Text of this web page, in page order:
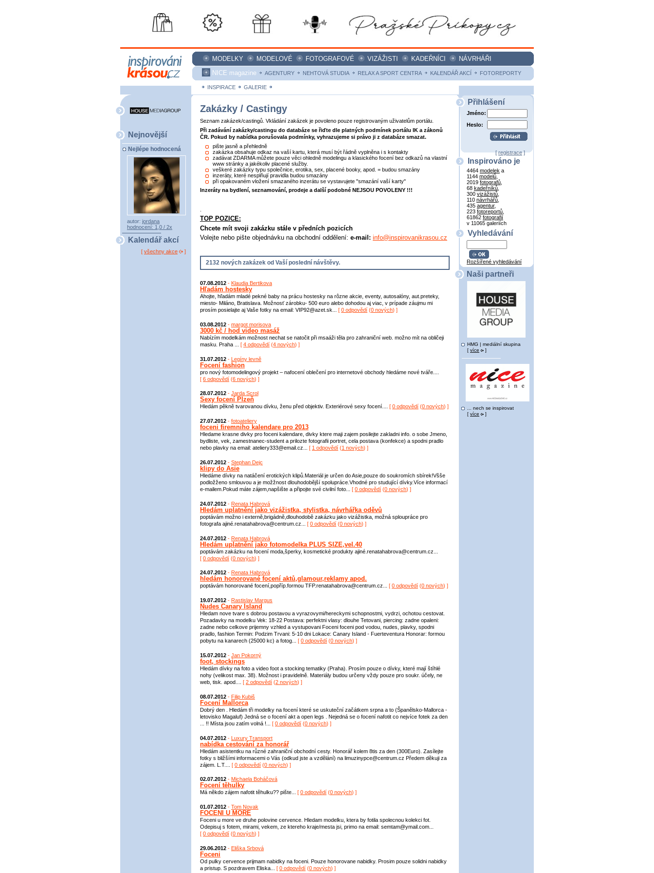
MODELKY MODELOVÉ FOTOGRAFOVÉ VIZÁŽISTI KADEŘNÍCI
NÁVRHÁŘI
NICE magazine
AGENTURY NEHTOVÁ STUDIA RELAX A SPORT CENTRA KALENDÁŘ AKCÍ FOTOREPORTY
INSPIRACE GALERIE
Nejnovější
Nejlépe hodnocená
autor: jordana
hodnocení: 1,0 / 2x
Kalendář akcí
[ všechny akce ]
Zakázky / Castingy
Seznam zakázek/castingů. Vkládání zakázek je povoleno pouze registrovaným uživatelům portálu.
Při zadávání zakázky/castingu do databáze se řiďte dle platných podmínek portálu IK a zákonů
ČR. Pokud by nabídka porušovala podmínky, vyhrazujeme si právo ji z databáze smazat.
pište jasně a přehledně
zakázka obsahuje odkaz na vaší kartu, která musí být řádně vyplněna i s kontakty
zadávat ZDARMA můžete pouze věci ohledně modelingu a klasického focení bez odkazů na vlastní
www stránky a jakékoliv placené služby.
veškeré zakázky typu společnice, erotika, sex, placené booky, apod. = budou smazány
inzeráty, které nesplňují pravidla budou smazány
při opakovaném vložení smazaného inzerátu se vystavujete "smazání vaší karty"
Inzeráty na bydlení, seznamování, prodeje a další podobné NEJSOU POVOLENY !!!
TOP POZICE:
Chcete mít svoji zakázku stále v předních pozicích
Volejte nebo pište objednávku na obchodní oddělení: e-mail: info@inspirovanikrasou.cz
2132 nových zakázek od Vaší poslední návštěvy.
07.08.2012 - Klaudia Bertikova
Hľadám hostesky
Ahojte, hľadám mladé pekné baby na prácu hostesky na rôzne akcie, eventy, autosalóny, aut.preteky,
miesto- Miláno, Bratislava. Možnosť zárobku- 500 euro alebo dohodou aj viac, v prípade záujmu mi
prosím posielajte aj Vaše fotky na email: VIP92@azet.sk... [ 0 odpovědí (0 nových) ]
03.08.2012 - margot morisova
3000 kč / hod video masáž
Nabízím modelkám možnost nechat se natočit při msaáži těla pro zahraniční web. možno mít na obličeji
masku. Praha ... [ 4 odpovědí (4 nových) ]
31.07.2012 - Legíny levně
Focení fashion
pro nový fotomodelingový projekt – nafocení oblečení pro internetové obchody hledáme nové tváře....
[ 6 odpovědí (6 nových) ]
28.07.2012 - Jarda Scrol
Sexy focení Plzeň
Hledám pěkně tvarovanou dívku, ženu před objektiv. Exteriérové sexy focení.... [ 0 odpovědí (0 nových) ]
27.07.2012 - fotoateliery
foceni firemniho kalendare pro 2013
Hledame krasne divky pro foceni kalendare, divky ktere maji zajem posilejte zakladni info. o sobe Jmeno,
bydliste, vek, zamestnanec-student a prilozte fotografii portret, cela postava (konfekce) a spodni pradlo
nebo plavky na email: ateliery333@email.cz... [ 1 odpovědí (1 nových) ]
26.07.2012 - Stephan Dejc
klipy do Asie
Hledáme dívky na natáčení erotických klipů.Materiál je určen do Asie,pouze do soukromích sbírek!Všše
podložženo smlouvou a je možžnost dlouhodobější spolupráce.Vhodné pro studující dívky.Více informací
e-mailem.Pokud máte zájem,napšište a připojte své civilní foto... [ 0 odpovědí (0 nových) ]
24.07.2012 - Renata Habrová
Hledám uplatnění jako vizážistka, stylistka, návrhářka oděvů
poptávám možno i externě,brigádně,dlouhodobě zakázku jako vizážistka, možná sploupráce pro
fotografa ajiné.renatahabrova@centrum.cz... [ 0 odpovědí (0 nových) ]
24.07.2012 - Renata Habrová
Hledám uplatnění jako fotomodelka PLUS SIZE,vel.40
poptávám zakázku na focení moda,šperky, kosmetické produkty ajiné.renatahabrova@centrum.cz...
[ 0 odpovědí (0 nových) ]
24.07.2012 - Renata Habrová
hledám honorované focení aktů,glamour,reklamy apod.
poptávám honorované focení,popříp.formou TFP.renatahabrova@centrum.cz... [ 0 odpovědí (0 nových) ]
19.07.2012 - Rastislav Margus
Nudes Canary Island
Hledam nove tvare s dobrou postavou a vyrazovymi/hereckymi schopnostmi, vydrzi, ochotou cestovat.
Pozadavky na modelku Vek: 18-22 Postava: perfektni vlasy: dlouhe Tetovani, piercing: zadne opaleni:
zadne nebo celkove prijemny vzhled a vystupovani Foceni foceni pod vodou, nudes, plavky, spodni
pradlo, fashion Termin: Podzim Trvani: 5-10 dni Lokace: Canary Island - Fuerteventura Honorar: formou
pobytu na kanarech (25000 kc) a fotog... [ 0 odpovědí (0 nových) ]
15.07.2012 - Jan Pokorný
foot, stockings
Hledám dívky na foto a video foot a stocking tematiky (Praha). Prosím pouze o dívky, které mají štíhlé
nohy (velikost max. 38). Možnost i pravidelně. Materiály budou určeny vždy pouze pro soukr. účely, ne
web, tisk. apod.... [ 2 odpovědí (2 nových) ]
08.07.2012 - Filip Kubiš
Focení Mallorca
Dobrý den . Hledám tři modelky na focení které se uskuteční začátkem srpna a to (Španělsko-Mallorca -
letovisko Magaluf) Jedná se o focení akt a open legs . Nejedná se o focení nafotit co nejvíce fotek za den
... !! Místa jsou zatím volná !... [ 0 odpovědí (0 nových) ]
04.07.2012 - Luxury Transport
nabídka cestování za honorář
Hledám asistentku na různé zahraniční obchodní cesty. Honorář kolem 8tis za den (300Euro). Zasílejte
fotky s bližšími informacemi o Vás (odkud jste a vzdělání) na limuzinypce@centrum.cz Předem děkuji za
zájem. L.T.... [ 0 odpovědí (0 nových) ]
02.07.2012 - Michaela Boháčová
Focení těhulky
Má někdo zájem nafotit těhulku?? pište... [ 0 odpovědí (0 nových) ]
01.07.2012 - Tom Novak
FOCENI U MORE
Foceni u more ve druhe polovine cervence. Hledam modelku, ktera by fotila spolecnou kolekci fot.
Odepisuj s fotem, mirami, vekem, ze ktereho kraje/mesta jsi, primo na email: semtam@ymail.com...
[ 0 odpovědí (0 nových) ]
29.06.2012 - Eliška Srbová
Foceni
Od pulky cervence prijmam nabidky na foceni. Pouze honorovane nabidky. Prosim pouze solidni nabidky
a pristup. S pozdravem Eliska... [ 0 odpovědí (0 nových) ]
Přihlášení
Jméno:
Heslo:
[registrace]
Inspirováno je
4464 modelek a
1144 modelů
2019 fotografů
68 kadeřníků
300 vizážistů
110 návrhářů
435 agentur,
223 fotoreportů
61862 fotografií
v 11065 galeriích
Vyhledávání
Rozšířené vyhledávání
Naši partneři
HMG | mediální skupina
[ více ]
... nech se inspirovat
[ více ]